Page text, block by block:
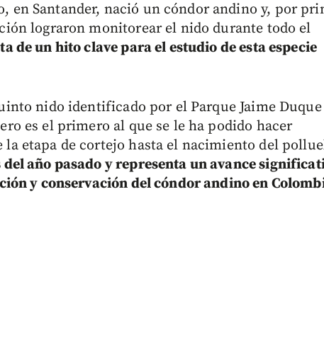
en Santander, nació un cóndor andino y, por
lograron monitorear el nido durante todo el
de un hito clave para el estudio de esta especie
nido identificado por el Parque Jaime
es el primero al que se le ha podido hacer
etapa de cortejo hasta el nacimiento del
año pasado y representa un avance
y conservación del cóndor andino en